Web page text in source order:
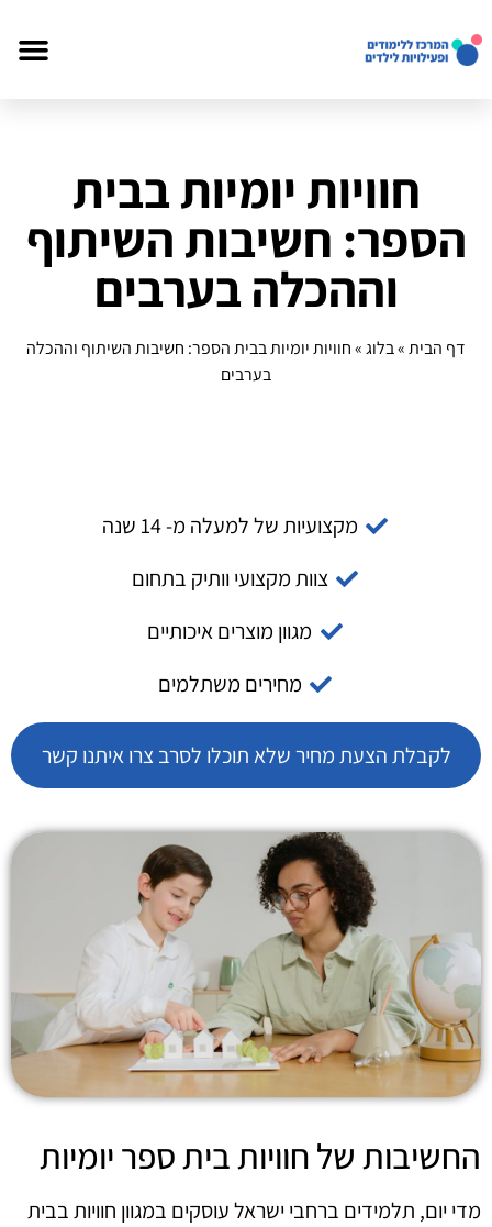
חוויות יומיות בבית
הספר: חשיבות השיתוף
וההכלה בערבים
דף הבית»בלוג»חוויות יומיות בבית הספר: חשיבות השיתוף וההכלה
בערבים
מקצועיות של למעלה מ- 14 שנה
צוות מקצועי וותיק בתחום
מגוון מוצרים איכותיים
מחירים משתלמים
לקבלת הצעת מחיר שלא תוכלו לסרב צרו איתנו קשר
החשיבות של חוויות בית ספר יומיות
מדי יום, תלמידים ברחבי ישראל עוסקים במגוון חוויות בבית